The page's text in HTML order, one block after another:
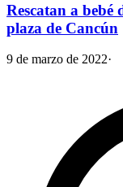
Rescatan a bebé
plaza de Cancún
9 de marzo de 2022·